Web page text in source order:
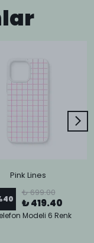
Pink Lines
40
₺ 699.00
₺ 419.40
Modeli 6 Renk